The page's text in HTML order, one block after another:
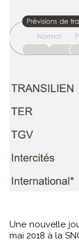
Une nouvelle journée de grève est prévue ce mercredi 23
mai 2018 à la